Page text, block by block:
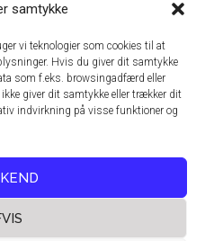
samtykke
vi teknologier som cookies til at
Hvis du giver dit samtykke
som f.eks. browsingadfærd eller
giver dit samtykke eller trækker dit
indvirkning på visse funktioner og
A/S
Glostrup
43 24 26 28